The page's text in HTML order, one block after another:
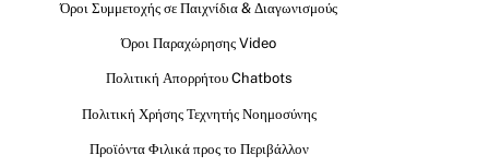
Όροι Συμμετοχής σε Παιχνίδια & Διαγωνισμούς
Όροι Παραχώρησης Video
Πολιτική Απορρήτου Chatbots
Πολιτική Χρήσης Τεχνητής Νοημοσύνης
Προϊόντα Φιλικά προς το Περιβάλλον